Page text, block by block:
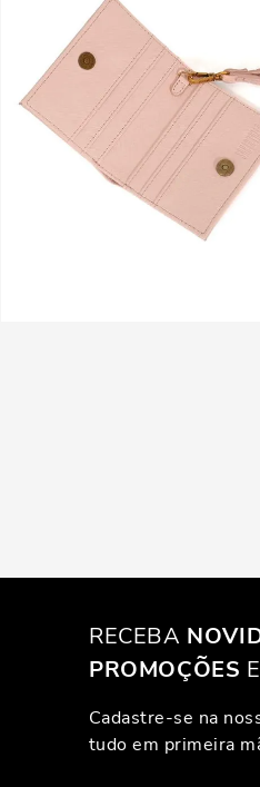
RECEBA
PROMOÇÕES
Cadastre-se na
tudo em primeira